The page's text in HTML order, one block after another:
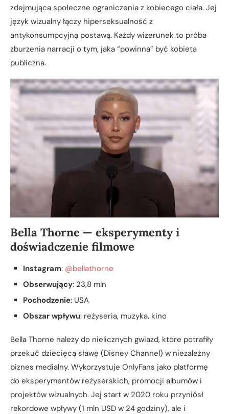
zdejmująca społeczne ograniczenia z kobiecego ciała. Jej
język wizualny łączy hiperseksualność z
antykonsumpcyjną postawą. Każdy wizerunek to próba
zburzenia narracji o tym, jaka “powinna” być kobieta
publiczna.
Bella Thorne — eksperymenty i
doświadczenie filmowe
Instagram: @bellathorne
Obserwujący: 23,8 mln
Pochodzenie: USA
Obszar wpływu: reżyseria, muzyka, kino
Bella Thorne należy do nielicznych gwiazd, które potrafiły
przekuć dziecięcą sławę (Disney Channel) w niezależny
biznes medialny. Wykorzystuje OnlyFans jako platformę
do eksperymentów reżyserskich, promocji albumów i
projektów wizualnych. Jej start w 2020 roku przyniósł
rekordowe wpływy (1 mln USD w 24 godziny), ale i